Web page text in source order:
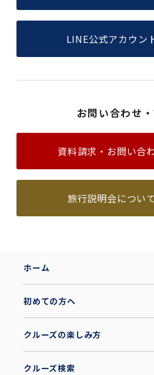
LINE公式アカウン
お問い合わせ
資料請求・お問い合
旅行説明会につい
ホーム
初めての方へ
クルーズの楽しみ方
クルーズ検索